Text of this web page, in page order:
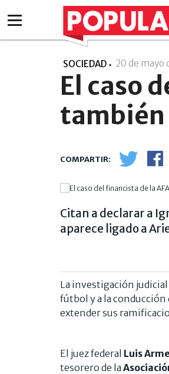
SOCIEDAD 20 de mayo
El caso
también
Citan a declarar a
aparece ligado a
La investigación
fútbol y a la conducción
extender sus
El juez federal Luis
tesorero de la